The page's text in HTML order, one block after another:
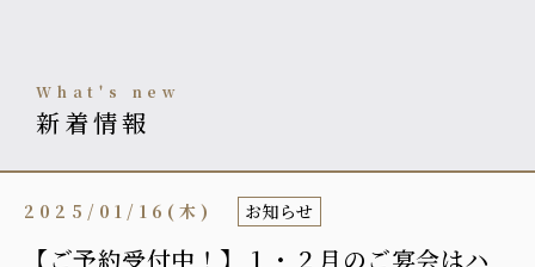
what's new
新着情報
【ご予約受付中！】１・２月のご宴会はハ
2025/01/16(木) お知らせ